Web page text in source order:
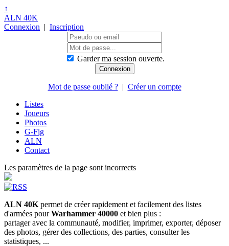
↑
ALN 40K
Connexion | Inscription
Garder ma session ouverte.
Mot de passe oublié ?| Créer un compte
Listes
Joueurs
Photos
G-Fig
ALN
Contact
Les paramètres de la page sont incorrects
ALN 40K permet de créer rapidement et facilement des listes
d'armées pourWarhammer 40000 et bien plus :
partager avec la communauté, modifier, imprimer, exporter, déposer
des photos, gérer des collections, des parties, consulter les
statistiques, ...